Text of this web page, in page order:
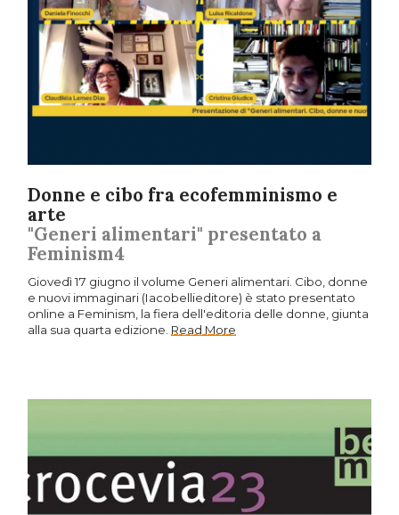
Donne e cibo fra ecofemminismo e
arte
"Generi alimentari" presentato a
Feminism4
Giovedì 17 giugno il volume Generi alimentari. Cibo, donne
e nuovi immaginari (Iacobellieditore) è stato presentato
online a Feminism, la fiera dell'editoria delle donne, giunta
alla sua quarta edizione. Read More